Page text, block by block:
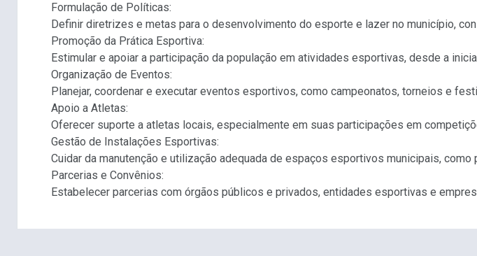
Formulação de Políticas:
Definir diretrizes e metas para o desenvolvimento do esporte e lazer no município,
Promoção da Prática Esportiva:
Estimular e apoiar a participação da população em atividades esportivas, desde a
Organização de Eventos:
Planejar, coordenar e executar eventos esportivos, como campeonatos, torneios e
Apoio a Atletas:
Oferecer suporte a atletas locais, especialmente em suas participações em
Gestão de Instalações Esportivas:
Cuidar da manutenção e utilização adequada de espaços esportivos municipais,
Parcerias e Convênios:
Estabelecer parcerias com órgãos públicos e privados, entidades esportivas e